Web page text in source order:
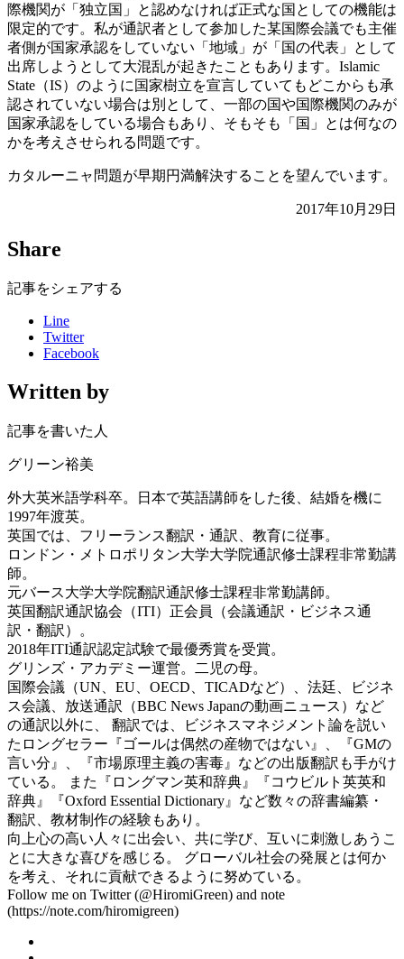
際機関が「独立国」と認めなければ正式な国としての機能は
限定的です。私が通訳者として参加した某国際会議でも主催
者側が国家承認をしていない「地域」が「国の代表」として
出席しようとして大混乱が起きたこともあります。Islamic
State（IS）のように国家樹立を宣言していてもどこからも承
認されていない場合は別として、一部の国や国際機関のみが
国家承認をしている場合もあり、そもそも「国」とは何なの
かを考えさせられる問題です。
カタルーニャ問題が早期円満解決することを望んでいます。
2017年10月29日
Share
記事をシェアする
Line
Twitter
Facebook
Written by
記事を書いた人
グリーン裕美
外大英米語学科卒。日本で英語講師をした後、結婚を機に
1997年渡英。
英国では、フリーランス翻訳・通訳、教育に従事。
ロンドン・メトロポリタン大学大学院通訳修士課程非常勤講
師。
元バース大学大学院翻訳通訳修士課程非常勤講師。
英国翻訳通訳協会（ITI）正会員（会議通訳・ビジネス通
訳・翻訳）。
2018年ITI通訳認定試験で最優秀賞を受賞。
グリンズ・アカデミー運営。二児の母。
国際会議（UN、EU、OECD、TICADなど）、法廷、ビジネ
ス会議、放送通訳（BBC News Japanの動画ニュース）など
の通訳以外に、 翻訳では、ビジネスマネジメント論を説い
たロングセラー『ゴールは偶然の産物ではない』、『GMの
言い分』、『市場原理主義の害毒』などの出版翻訳も手がけ
ている。 また『ロングマン英和辞典』『コウビルト英英和
辞典』『Oxford Essential Dictionary』など数々の辞書編纂・
翻訳、教材制作の経験もあり。
向上心の高い人々に出会い、共に学び、互いに刺激しあうこ
とに大きな喜びを感じる。 グローバル社会の発展とは何か
を考え、それに貢献できるように努めている。
Follow me on Twitter (@HiromiGreen) and note
(https://note.com/hiromigreen)